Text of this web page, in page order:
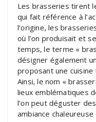
Les brasseries tirent
qui fait référence à
l’origine, les
où l’on produisait et
temps, le terme «
désigner également
proposant une
Ainsi, le nom «
lieux emblématiques
l’on peut déguster
ambiance